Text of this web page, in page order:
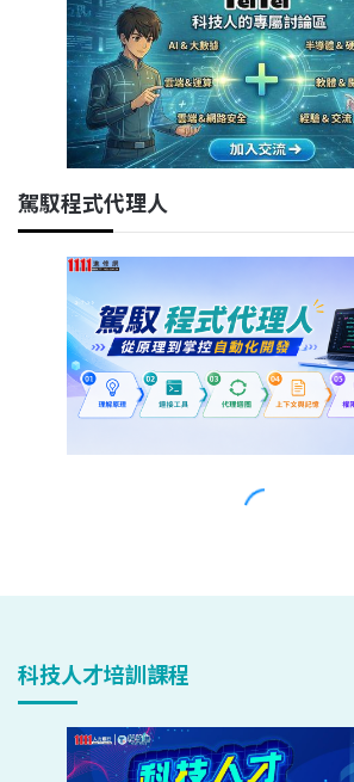
科技人才培訓課程